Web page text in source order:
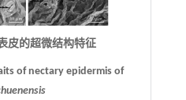
皮的超微结构特征
of nectary epidermis of